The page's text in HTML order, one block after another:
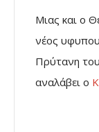
Μιας και ο
νέος
Πρύτανη
αναλάβει ο